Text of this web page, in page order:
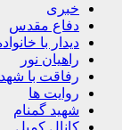
خبری
دفاع مقدس
دیدار با
راهیان نور
رفاقت با شهدا
روایت ها
شهید گمنام